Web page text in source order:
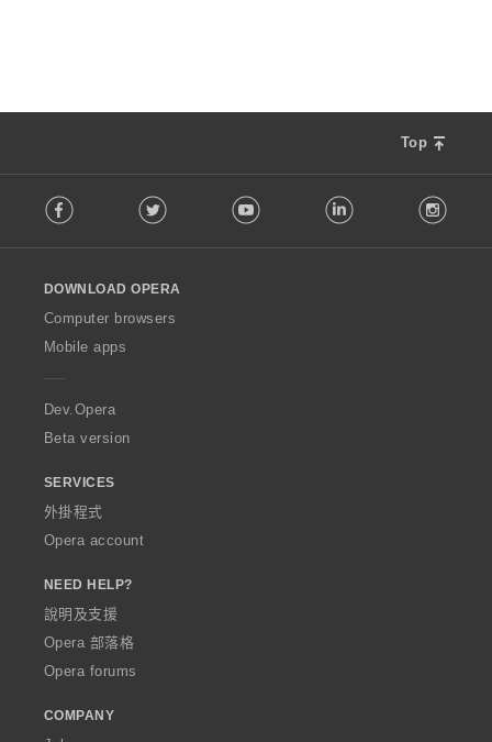
Top
o
w
O
p
a
Facebook Twitter Youtube LinkedIn
DOWNLOAD OPERA
Computer browsers
Mobile apps
Dev.Opera
Beta version
SERVICES
外掛程式
Opera account
NEED HELP?
說明及支援
Opera 部落格
Opera forums
COMPANY